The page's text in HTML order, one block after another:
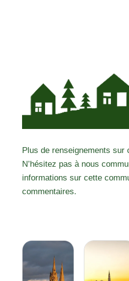
Plus de renseignements sur
N’hésitez pas à nous
informations sur cette
commentaires.